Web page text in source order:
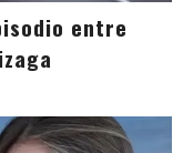
entre